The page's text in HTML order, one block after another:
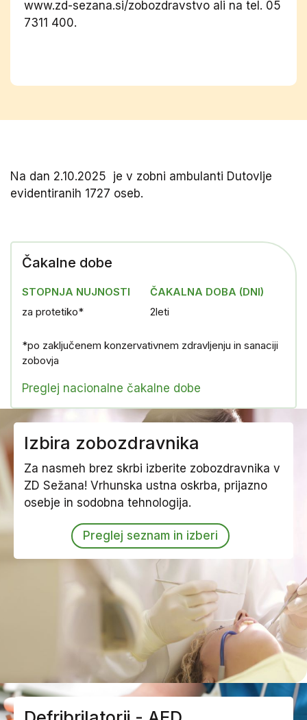
www.zd-sezana.si/zobozdravstvo ali na tel. 05
7311 400.
Na dan 2.10.2025 je v zobni ambulanti Dutovlje
evidentiranih 1727 oseb.
Čakalne dobe
STOPNJA NUJNOSTI
ČAKALNA DOBA (DNI)
za protetiko*
2leti
*po zaključenem konzervativnem zdravljenju in sanaciji
zobovja
Preglej nacionalne čakalne dobe
Izbira zobozdravnika
Za nasmeh brez skrbi izberite zobozdravnika v
ZD Sežana! Vrhunska ustna oskrba, prijazno
osebje in sodobna tehnologija.
Preglej seznam in izberi